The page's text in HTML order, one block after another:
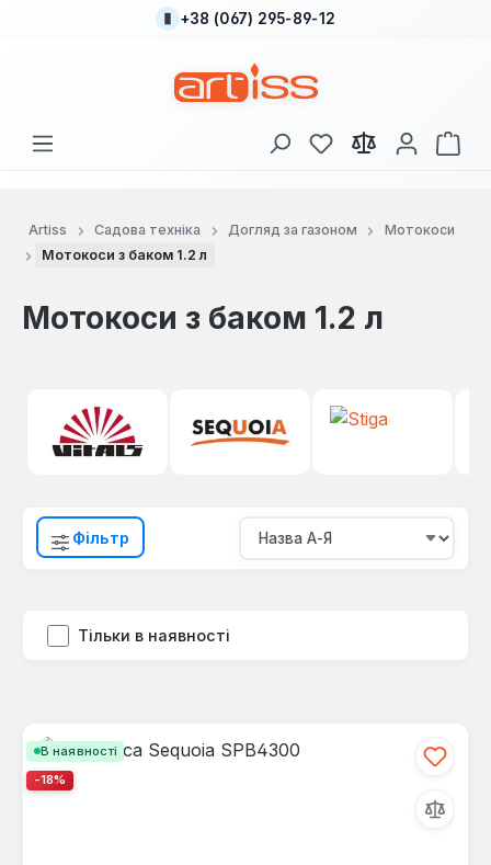
Перейти до основного вмісту
+38 (067) 295-89-12
У вас є 0 у списку
Artiss Садова техніка Догляд за газоном
Мотокоси
Мотокоси з баком 1.2 л
Мотокоси з баком 1.2 л
Фільтр
Тільки в наявності
В наявності
-18%